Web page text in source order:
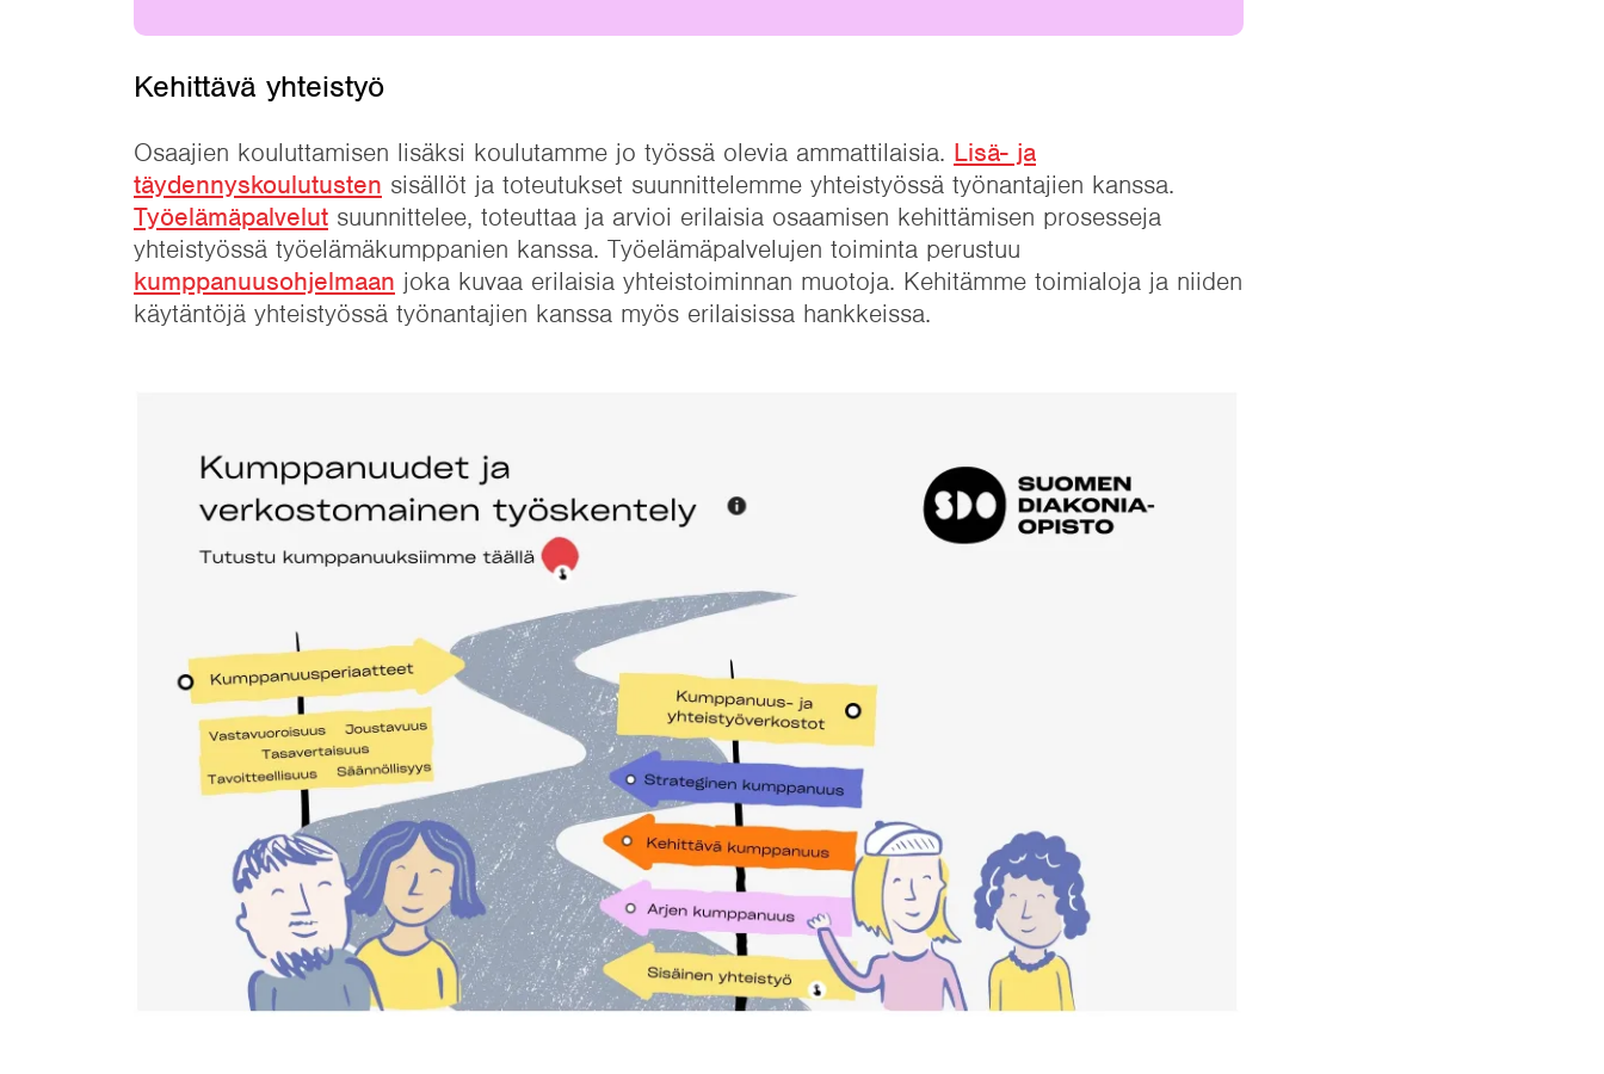
Kehittävä yhteistyö
Osaajien kouluttamisen lisäksi koulutamme jo työssä olevia ammattilaisia. Lisä- ja
täydennyskoulutusten sisällöt ja toteutukset suunnittelemme yhteistyössä työnantajien kanssa.
Työelämäpalvelut suunnittelee, toteuttaa ja arvioi erilaisia osaamisen kehittämisen prosesseja
yhteistyössä työelämäkumppanien kanssa. Työelämäpalvelujen toiminta perustuu
kumppanuusohjelmaan joka kuvaa erilaisia yhteistoiminnan muotoja. Kehitämme toimialoja ja niiden
käytäntöjä yhteistyössä työnantajien kanssa myös erilaisissa hankkeissa.